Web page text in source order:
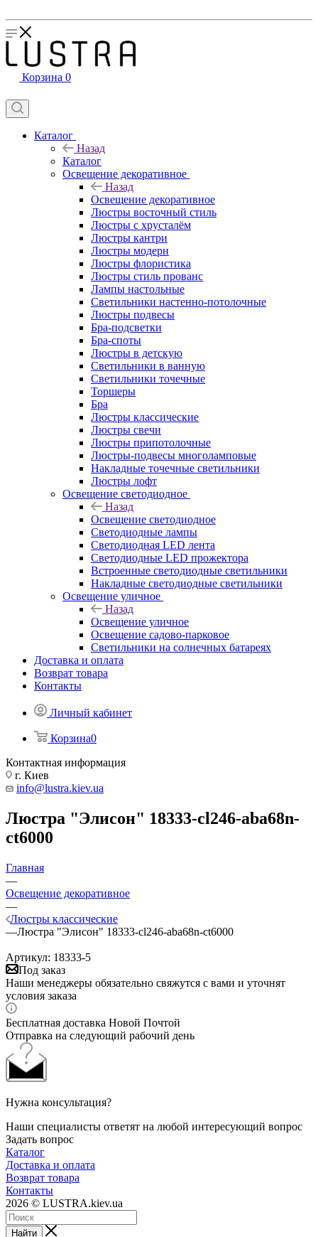
Корзина 0
Каталог
Назад
Каталог
Освещение декоративное
Назад
Освещение декоративное
Люстры восточный стиль
Люстры с хрусталём
Люстры кантри
Люстры модерн
Люстры флористика
Люстры стиль прованс
Лампы настольные
Светильники настенно-потолочные
Люстры подвесы
Бра-подсветки
Бра-споты
Люстры в детскую
Светильники в ванную
Светильники точечные
Торшеры
Бра
Люстры классические
Люстры свечи
Люстры припотолочные
Люстры-подвесы многоламповые
Накладные точечные светильники
Люстры лофт
Освещение светодиодное
Назад
Освещение светодиодное
Светодиодные лампы
Светодиодная LED лента
Светодиодные LED прожектора
Встроенные светодиодные светильники
Накладные светодиодные светильники
Освещение уличное
Назад
Освещение уличное
Освещение садово-парковое
Светильники на солнечных батареях
Доставка и оплата
Возврат товара
Контакты
Личный кабинет
Корзина0
Контактная информация
г. Киев
info@lustra.kiev.ua
Люстра "Элисон" 18333-cl246-aba68n-
ct6000
Главная
—
Освещение декоративное
—
Люстры классические
—Люстра "Элисон" 18333-cl246-aba68n-ct6000
Артикул: 18333-5
Под заказ
Наши менеджеры обязательно свяжутся с вами и уточнят
условия заказа
Бесплатная доставка Новой Почтой
Отправка на следующий рабочий день
Нужна консультация?
Наши специалисты ответят на любой интересующий вопрос
Задать вопрос
Каталог
Доставка и оплата
Возврат товара
Контакты
2026 © LUSTRA.kiev.ua
Найти